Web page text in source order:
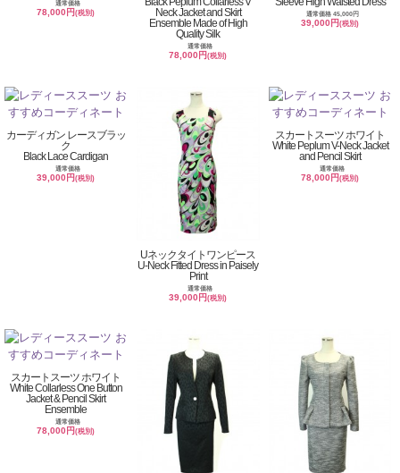
通常価格
78,000円(税別)
Neck Jacket and Skirt
Ensemble Made of High
Quality Silk
通常価格
78,000円(税別)
通常価格 45,000円
39,000円(税別)
カーディガン レースブラッ
ク
Black Lace Cardigan
通常価格
39,000円(税別)
Uネックタイトワンピース
U-Neck Fitted Dress in Paisely
Print
通常価格
39,000円(税別)
スカートスーツ ホワイト
White Peplum V-Neck Jacket
and Pencil Skirt
通常価格
78,000円(税別)
スカートスーツ ホワイト
White Collarless One Button
Jacket & Pencil Skirt
Ensemble
通常価格
78,000円(税別)